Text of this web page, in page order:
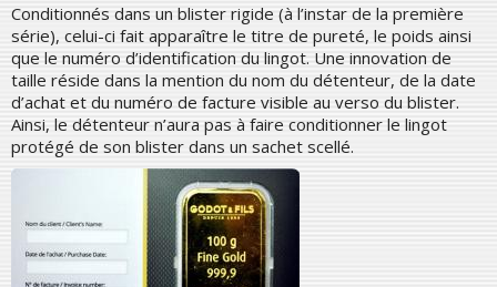
Conditionnés dans un blister rigide (à l’instar de la première
série), celui-ci fait apparaître le titre de pureté, le poids ainsi
que le numéro d’identification du lingot. Une innovation de
taille réside dans la mention du nom du détenteur, de la date
d’achat et du numéro de facture visible au verso du blister.
Ainsi, le détenteur n’aura pas à faire conditionner le lingot
protégé de son blister dans un sachet scellé.